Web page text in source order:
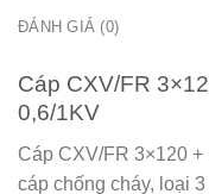
ĐÁNH GIÁ (0)
Cáp CXV/FR
0,6/1KV
Cáp CXV/FR 3×120
cáp chống cháy, loại